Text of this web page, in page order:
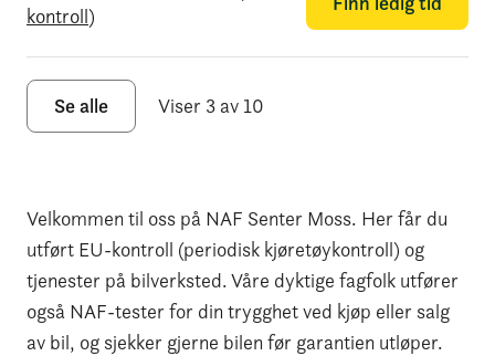
kontroll)
Se alle Viser 3 av 10
Velkommen til oss på NAF Senter Moss. Her får du
utført EU-kontroll (periodisk kjøretøykontroll) og
tjenester på bilverksted. Våre dyktige fagfolk utfører
også NAF-tester for din trygghet ved kjøp eller salg
av bil, og sjekker gjerne bilen før garantien utløper.